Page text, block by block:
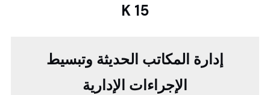
K 15
إدارة المكاتب الحديثة وتبسيط
الإجراءات الإدارية